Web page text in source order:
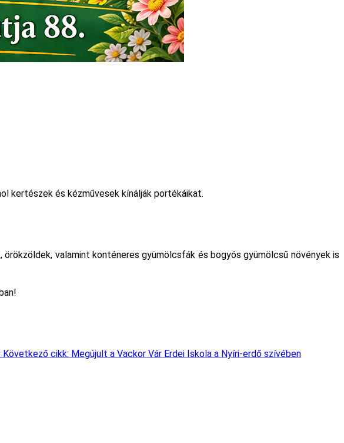
kertészek és kézművesek kínálják portékáikat.
valamint konténeres gyümölcsfák és bogyós gyümölcsű növények is
Következő cikk: Megújult a Vackor Vár Erdei Iskola a Nyíri-erdő szívében